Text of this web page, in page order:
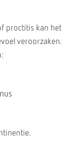
proctitis kan het
veroorzaken.